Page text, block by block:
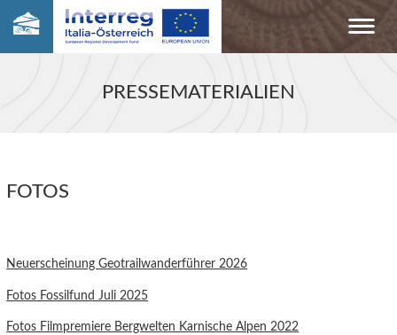
PRESSEMATERIALIEN
FOTOS
Neuerscheinung Geotrailwanderführer 2026
Fotos Fossilfund Juli 2025
Fotos Filmpremiere Bergwelten Karnische Alpen 2022